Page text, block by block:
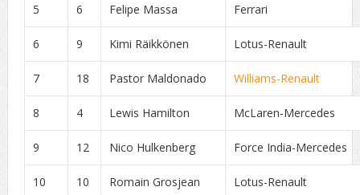
5 6 Felipe Massa Ferrari
6 9 Kimi Räikkönen Lotus-Renault
7 18 Pastor Maldonado Williams-Renault
8 4 Lewis Hamilton McLaren-Mercedes
9 12 Nico Hulkenberg Force India-Mercedes
10 10 Romain Grosjean Lotus-Renault